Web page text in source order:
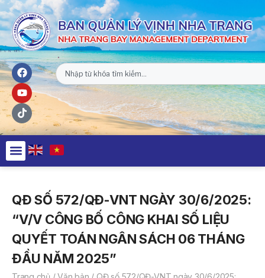
QĐ SỐ 572/QĐ-VNT NGÀY 30/6/2025:
“V/V CÔNG BỐ CÔNG KHAI SỐ LIỆU
QUYẾT TOÁN NGÂN SÁCH 06 THÁNG
ĐẦU NĂM 2025”